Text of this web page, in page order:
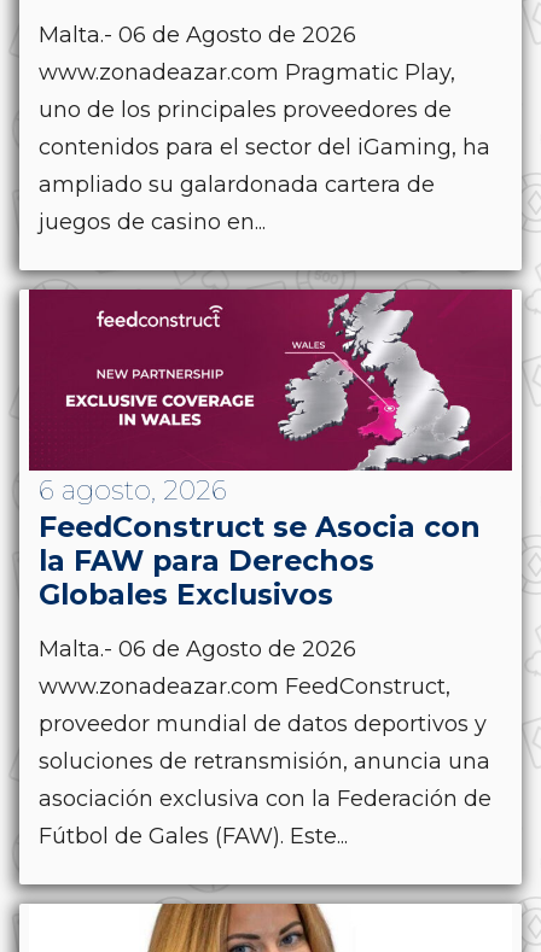
Malta.- 06 de Agosto de 2026
www.zonadeazar.com Pragmatic Play,
uno de los principales proveedores de
contenidos para el sector del iGaming, ha
ampliado su galardonada cartera de
juegos de casino en...
6 agosto, 2026
FeedConstruct se Asocia con
la FAW para Derechos
Globales Exclusivos
Malta.- 06 de Agosto de 2026
www.zonadeazar.com FeedConstruct,
proveedor mundial de datos deportivos y
soluciones de retransmisión, anuncia una
asociación exclusiva con la Federación de
Fútbol de Gales (FAW). Este...